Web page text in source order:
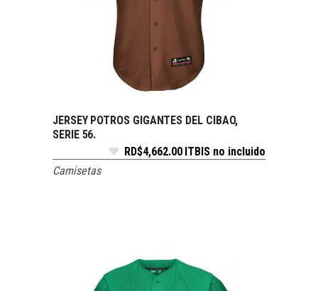
SELECCIONAR OPCIONES
JERSEY POTROS GIGANTES DEL CIBAO,
SERIE 56.
RD$4,662.00 ITBIS no incluido
Camisetas